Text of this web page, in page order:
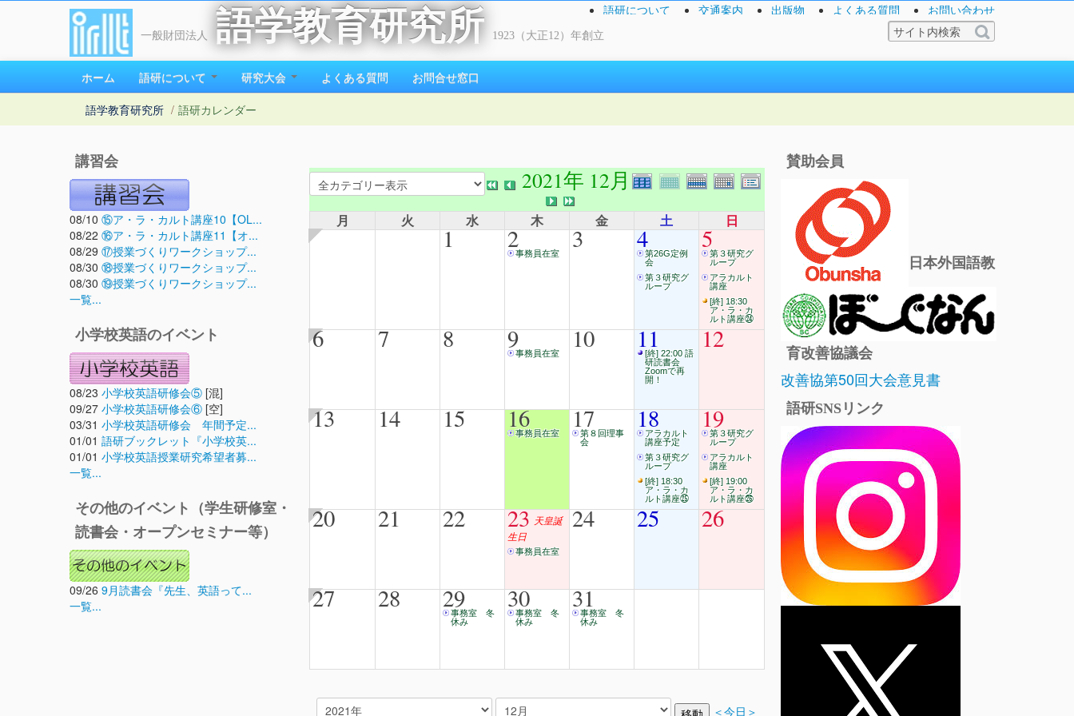
一般財団法人 語学教育研究所 1923（大正12）年創立
語研について 交通案内 出版物 よくある質問 お問い合わせ
ホーム 語研について 研究大会 よくある質問 お問合せ窓口
語学教育研究所 / 語研カレンダー
講習会
08/10 ⑮ア・ラ・カルト講座10【OL...
08/22 ⑯ア・ラ・カルト講座11【オ...
08/29 ⑰授業づくりワークショップ...
08/30 ⑱授業づくりワークショップ...
08/30 ⑲授業づくりワークショップ...
一覧...
小学校英語のイベント
08/23 小学校英語研修会⑤ [混]
09/27 小学校英語研修会⑥ [空]
03/31 小学校英語研修会 年間予定...
01/01 語研ブックレット『小学校英...
01/01 小学校英語授業研究希望者募...
一覧...
その他のイベント（学生研修室・
読書会・オープンセミナー等）
09/26 9月読書会『先生、英語って...
一覧...
2021年 12月
月 火 水 木 金 土 日
1 2事務員在室 3 4第26G定例
会
第３研究グ
ループ
5第３研究グ
ループ
アラカルト
講座
[終] 18:30
ア・ラ・カ
ルト講座㉔
6 7 8 9事務員在室 10 11
[終] 22:00 語
研読書会
Zoomで再
開！
12
13 14 15 16
事務員在室 17
第８回理事
会
18
アラカルト
講座予定
第３研究グ
ループ
[終] 18:30
ア・ラ・カ
ルト講座㉕
19
第３研究グ
ループ
アラカルト
講座
[終] 19:00
ア・ラ・カ
ルト講座㉖
20 21 22 23 天皇誕
生日
事務員在室
24 25 26
27 28 29
事務室 冬
休み
30
事務室 冬
休み
31
事務室 冬
休み
＜今日＞
賛助会員
日本外国語教
育改善協議会
改善協第50回大会意見書
語研SNSリンク